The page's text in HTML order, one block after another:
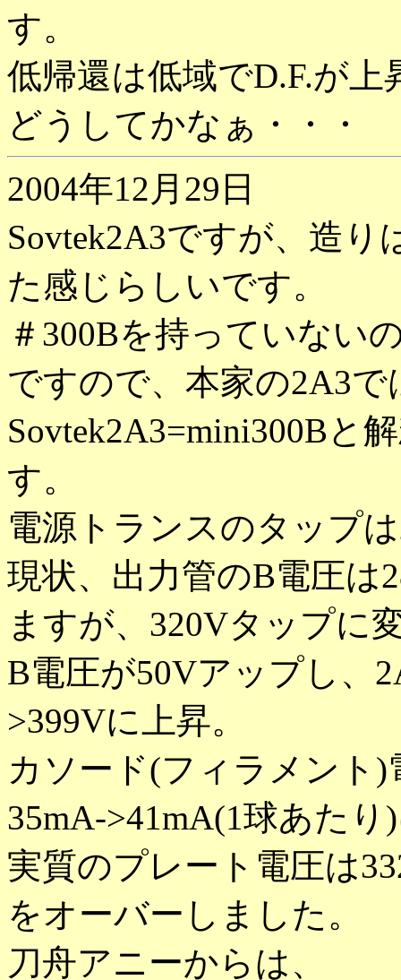
す。
低帰還は低域でD.F.が上
どうしてかなぁ・・・
2004年12月29日
Sovtek2A3ですが、造り
た感じらしいです。
＃300Bを持っていない
ですので、本家の2A3
Sovtek2A3=mini300Bと
す。
電源トランスのタップ
現状、出力管のB電圧は
ますが、320Vタップに
B電圧が50Vアップし、
>399Vに上昇。
カソード(フィラメント)
35mA->41mA(1球あた
実質のプレート電圧は
をオーバーしました。
刀舟アニーからは、